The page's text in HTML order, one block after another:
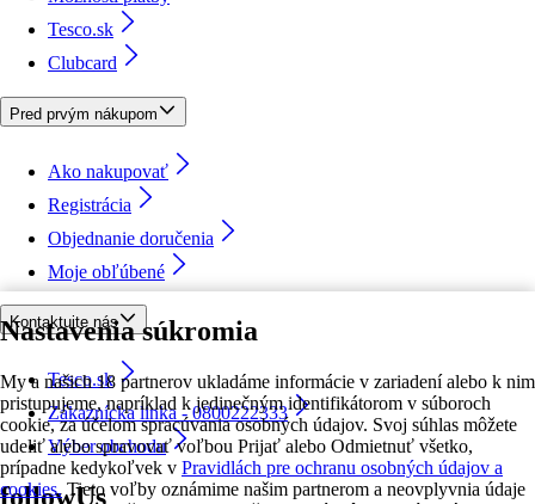
Nastavenia súkromia
My a našich 18 partnerov ukladáme informácie v zariadení alebo k nim
pristupujeme, napríklad k jedinečným identifikátorom v súboroch
cookie, za účelom spracúvania osobných údajov. Svoj súhlas môžete
udeliť alebo spravovať voľbou Prijať alebo Odmietnuť všetko,
prípadne kedykoľvek v Pravidlách pre ochranu osobných údajov a
cookies. Tieto voľby oznámime našim partnerom a neovplyvnia údaje
Tesco.sk
Clubcard
Pred prvým nákupom
Ako nakupovať
Registrácia
Objednanie doručenia
Moje obľúbené
Kontaktujte nás
Tesco.sk
Zákaznícka linka - 0800222333
Výber obchodu
followUs